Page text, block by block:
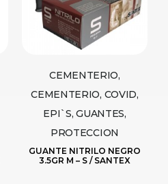
CEMENTERIO,
CEMENTERIO, COVID,
EPI`S, GUANTES,
PROTECCION
GUANTE NITRILO NEGRO
3.5GR M – S / SANTEX